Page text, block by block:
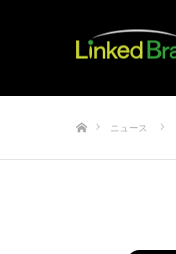
ニュース